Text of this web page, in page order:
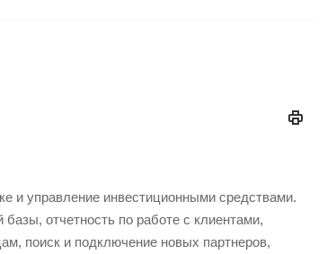
и управление инвестиционными средствами.
отчетность по работе с клиентами,
поиск и подключение новых партнеров,